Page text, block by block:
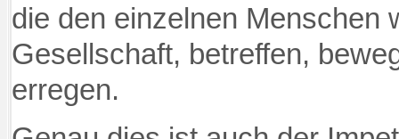
die den einzelnen Menschen
Gesellschaft, betreffen,
erregen.